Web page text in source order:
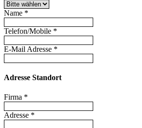
Name *
Telefon/Mobile *
E-Mail Adresse *
Adresse Standort
Firma *
Adresse *